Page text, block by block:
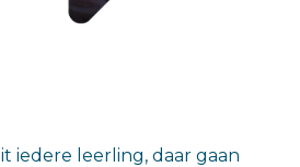
iedere leerling, daar gaan